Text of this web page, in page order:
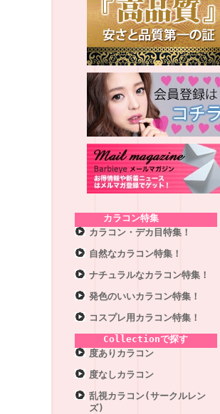
カラコン特集
カラコン・デカ目特集！
自然なカラコン特集！
ナチュラルなカラコン特集！
発色のいいカラコン特集！
コスプレ用カラコン特集！
Collectionで探す
度ありカラコン
度なしカラコン
乱視カラコン(サークルレン
ズ)